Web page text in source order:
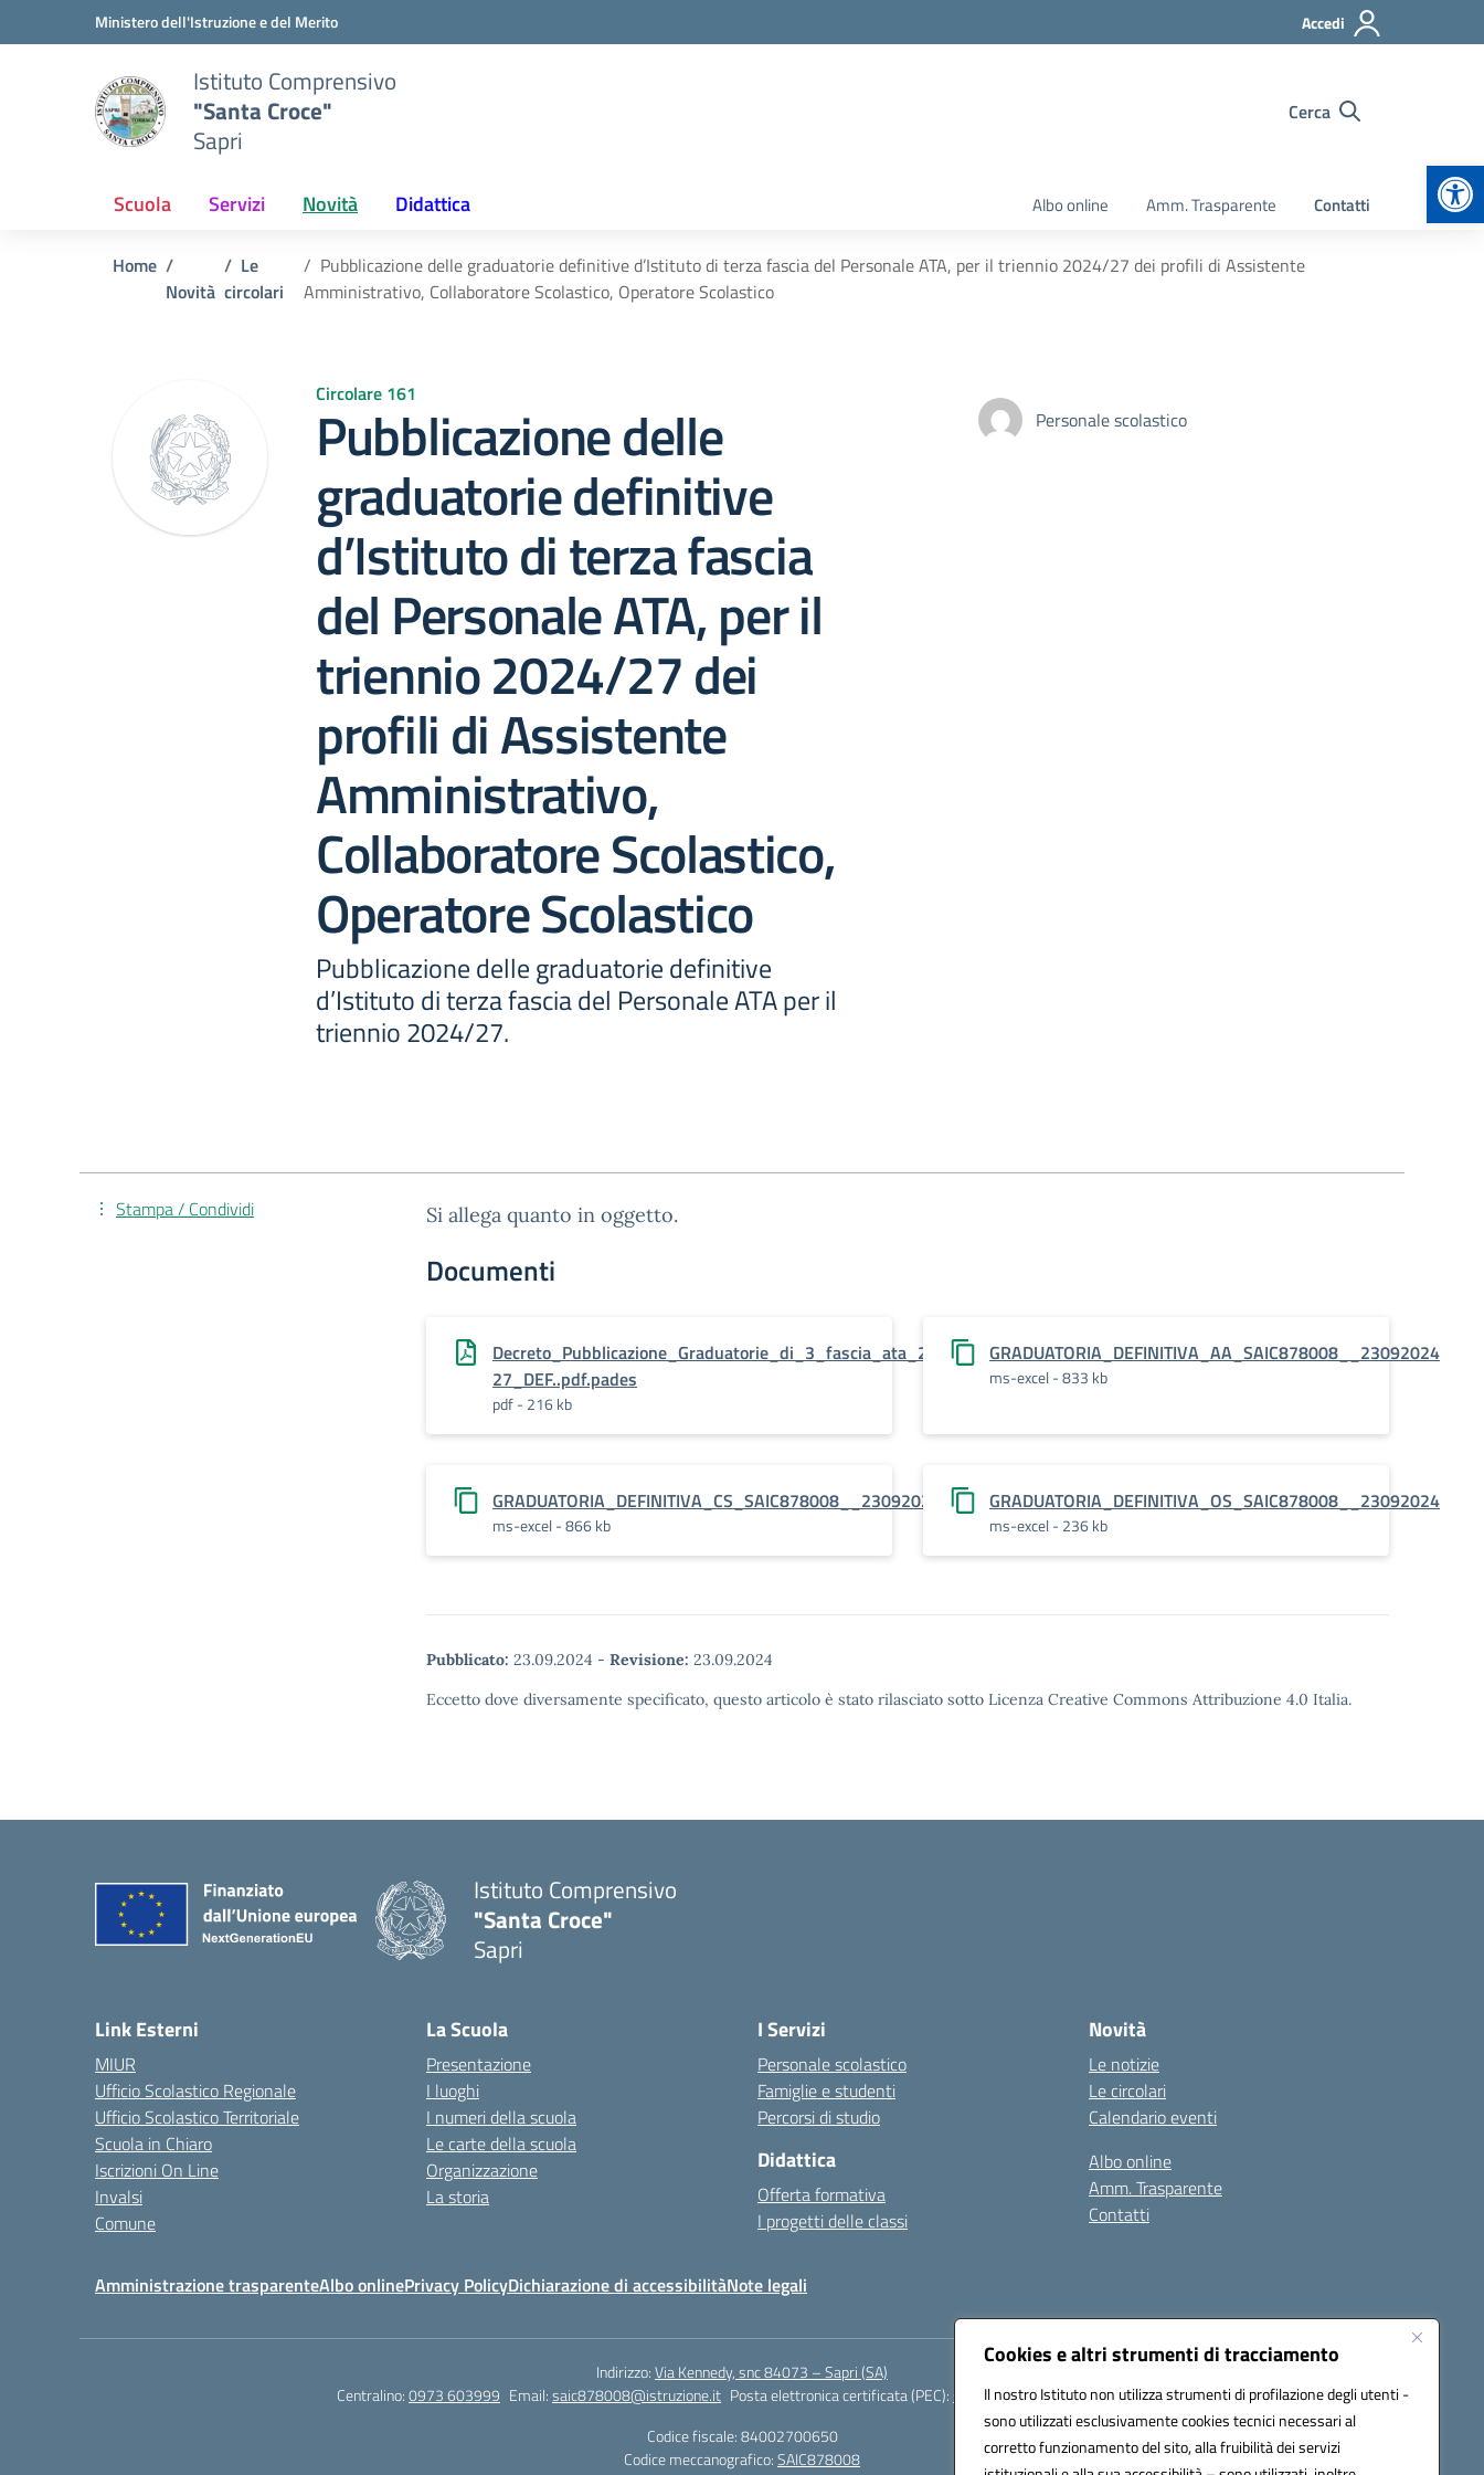
Cookies e altri strumenti di tracciamento
Il nostro Istituto non utilizza strumenti di profilazione degli utenti -
sono utilizzati esclusivamente cookies tecnici necessari al
corretto funzionamento del sito, alla fruibilità dei servizi
Vai ai contenuti
Vai al menu di navigazioneMinistero dell'Istruzione e del Merito Accedi
Istituto Comprensivo
"Santa Croce"
Sapri
Cerca
Scuola Servizi Novità Didattica Albo online Amm. Trasparente Contatti
Home
Novità
Le
circolari
Pubblicazione delle graduatorie definitive d’Istituto di terza fascia del Personale ATA, per il triennio 2024/27 dei profili di Assistente
Amministrativo, Collaboratore Scolastico, Operatore Scolastico
Circolare 161
Pubblicazione delle
graduatorie definitive
d’Istituto di terza fascia
del Personale ATA, per il
triennio 2024/27 dei
profili di Assistente
Amministrativo,
Collaboratore Scolastico,
Operatore Scolastico
Pubblicazione delle graduatorie definitive
d’Istituto di terza fascia del Personale ATA per il
triennio 2024/27.
Personale scolastico
Si allega quanto in oggetto.
Documenti
Decreto_Pubblicazione_Graduatorie_di_3_fascia_ata_2024-
27_DEF..pdf.pades
pdf - 216 kb
GRADUATORIA_DEFINITIVA_AA_SAIC878008__23092024
ms-excel - 833 kb
GRADUATORIA_DEFINITIVA_CS_SAIC878008__23092024
ms-excel - 866 kb
GRADUATORIA_DEFINITIVA_OS_SAIC878008__23092024
ms-excel - 236 kb
Pubblicato: 23.09.2024 - Revisione: 23.09.2024
Eccetto dove diversamente specificato, questo articolo è stato rilasciato sotto Licenza Creative Commons Attribuzione 4.0 Italia.
Stampa / Condividi
Istituto Comprensivo
"Santa Croce"
Sapri
Link Esterni
MIUR
Ufficio Scolastico Regionale
Ufficio Scolastico Territoriale
Scuola in Chiaro
Iscrizioni On Line
Invalsi
Comune
La Scuola
Presentazione
I luoghi
I numeri della scuola
Le carte della scuola
Organizzazione
La storia
I Servizi
Personale scolastico
Famiglie e studenti
Percorsi di studio
Didattica
Offerta formativa
I progetti delle classi
Novità
Le notizie
Le circolari
Calendario eventi
Albo online
Amm. Trasparente
Contatti
Amministrazione trasparenteAlbo onlinePrivacy PolicyDichiarazione di accessibilitàNote legali
Indirizzo:Via Kennedy, snc 84073 – Sapri (SA)
Centralino:0973 603999 Email:saic878008@istruzione.it Posta elettronica certificata (PEC):saic878008@pec.istruzione.it
Codice fiscale: 84002700650
Codice meccanografico:SAIC878008